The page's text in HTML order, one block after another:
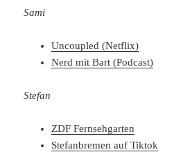
Sami
Uncoupled (Netflix)
Nerd mit Bart (Podcast)
Stefan
ZDF Fernsehgarten
Stefanbremen auf Tiktok